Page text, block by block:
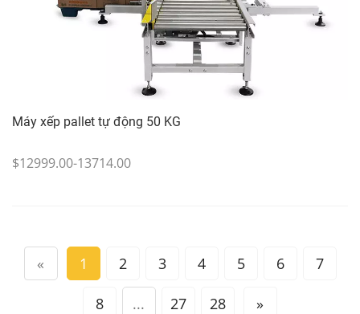
Máy xếp pallet tự động 50 KG
$12999.00-13714.00
« 1 2 3 4 5 6 7
8 ... 27 28 »